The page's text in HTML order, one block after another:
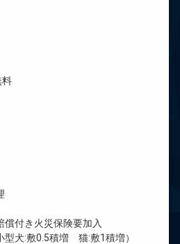
料
き火災保険要加入
:敷0.5積増 猫:敷1積増）